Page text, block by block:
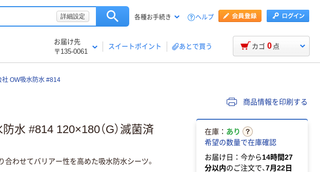
詳細設定 各種お手続き ヘルプ
お届け先
〒135-0061
スイートポイント あとで買う カゴ 0 点
社 OW吸水防水 #814
商品情報を印刷する
水 #814 120×180（G）滅菌済
わせてバリアー性を高めた吸水防水シーツ。
在庫： あり
希望の数量で在庫確認
お届け日：今から14時間27
分以内のご注文で、7月22日